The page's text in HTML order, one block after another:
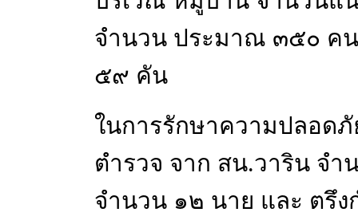
จำนวน ประมาณ ๓๕๐ ค
๕๙ คัน
ในการรักษาความปลอด
ตำรวจ จาก สน.วาริน จำ
จำนวน ๑๒ นาย และ ตรึ